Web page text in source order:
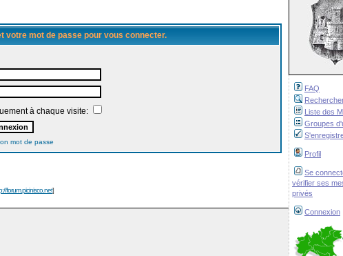
FAQ
Liste des
Groupes
Profil
Se
vérifier ses
privés
Connexion
votre mot de passe pour vous connecter.
à chaque visite:
mot de passe
forum.picinisco.net]